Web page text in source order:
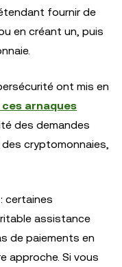
fournir de
en créant un, puis
ont mis en
arnaques
des demandes
cryptomonnaies,
: certaines
assistance
de paiements en
approche. Si vous